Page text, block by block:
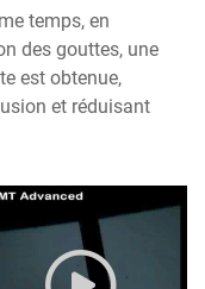
temps, en
des gouttes, une
est obtenue,
et réduisant